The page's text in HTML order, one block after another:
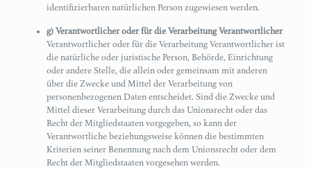
identifizierbaren natürlichen Person zugewiesen werden.
g) Verantwortlicher oder für die Verarbeitung Verantwortlicher
Verantwortlicher oder für die Verarbeitung Verantwortlicher ist
die natürliche oder juristische Person, Behörde, Einrichtung
oder andere Stelle, die allein oder gemeinsam mit anderen
über die Zwecke und Mittel der Verarbeitung von
personenbezogenen Daten entscheidet. Sind die Zwecke und
Mittel dieser Verarbeitung durch das Unionsrecht oder das
Recht der Mitgliedstaaten vorgegeben, so kann der
Verantwortliche beziehungsweise können die bestimmten
Kriterien seiner Benennung nach dem Unionsrecht oder dem
Recht der Mitgliedstaaten vorgesehen werden.